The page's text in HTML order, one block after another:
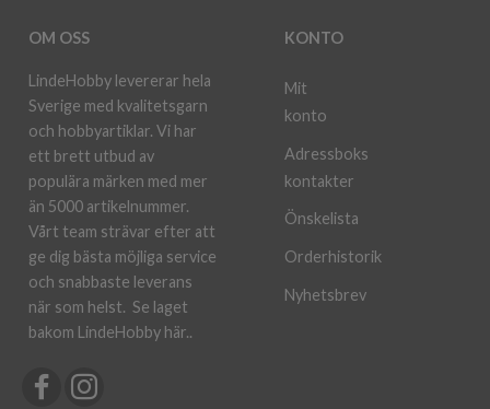
OM OSS
LindeHobby levererar hela
Sverige med kvalitetsgarn
och hobbyartiklar. Vi har
ett brett utbud av
populära märken med mer
än 5000 artikelnummer.
Vårt team strävar efter att
ge dig bästa möjliga service
och snabbaste leverans
när som helst. Se laget
bakom LindeHobby här..
KONTO
Mit
konto
Adressboks
kontakter
Önskelista
Orderhistorik
Nyhetsbrev